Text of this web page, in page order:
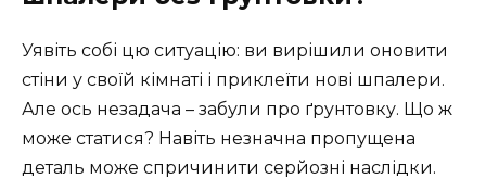
Уявіть собі цю ситуацію: ви вирішили оновити
стіни у своїй кімнаті і приклеїти нові шпалери.
Але ось незадача – забули про ґрунтовку. Що ж
може статися? Навіть незначна пропущена
деталь може спричинити серйозні наслідки.